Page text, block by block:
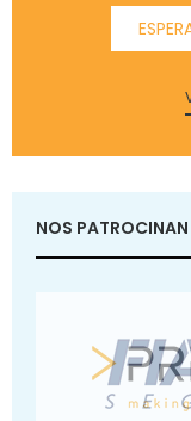
NOS PATROCINAN